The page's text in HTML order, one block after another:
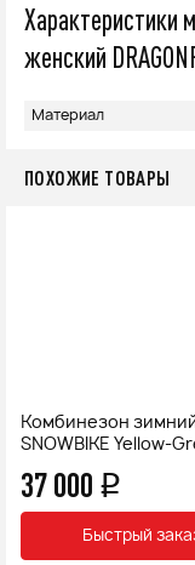
Характеристики
женский
Материал
ПОХОЖИЕ ТОВАРЫ
Комбинезон зимний
SNOWBIKE Yellow-
37 000 q
Быстрый